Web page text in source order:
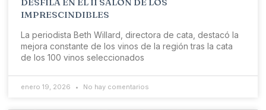
IMPRESCINDIBLES
La periodista Beth Willard, directora de cata, destacó la
mejora constante de los vinos de la región tras la cata
de los 100 vinos seleccionados
enero 19, 2026 No hay comentarios